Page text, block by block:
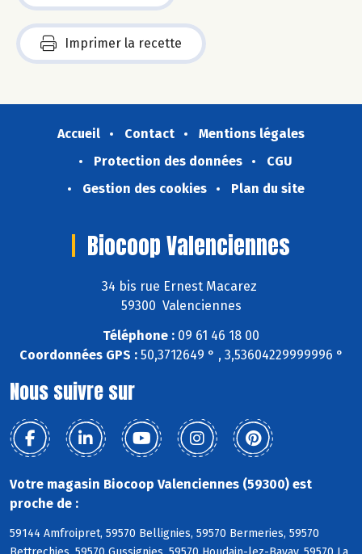
Imprimer la recette
Accueil Contact
Mentions légales
Protection des données
CGU
Gestion des cookies
Plan du site
Biocoop Valenciennes
34 bis rue Ernest Macarez
59300 Valenciennes
Téléphone : 09 61 46 18 00
Coordonnées GPS :50,3712649 ° , 3,53604229999996 °
Nous suivre sur
Votre magasin Biocoop Valenciennes (59300) est
proche de :
59144 Amfroipret, 59570 Bellignies, 59570 Bermeries, 59570